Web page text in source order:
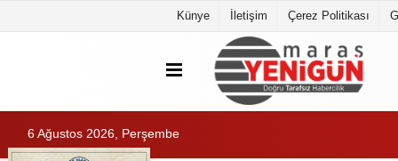
Künye İletişim Çerez Politikası
6 Ağustos 2026, Perşembe